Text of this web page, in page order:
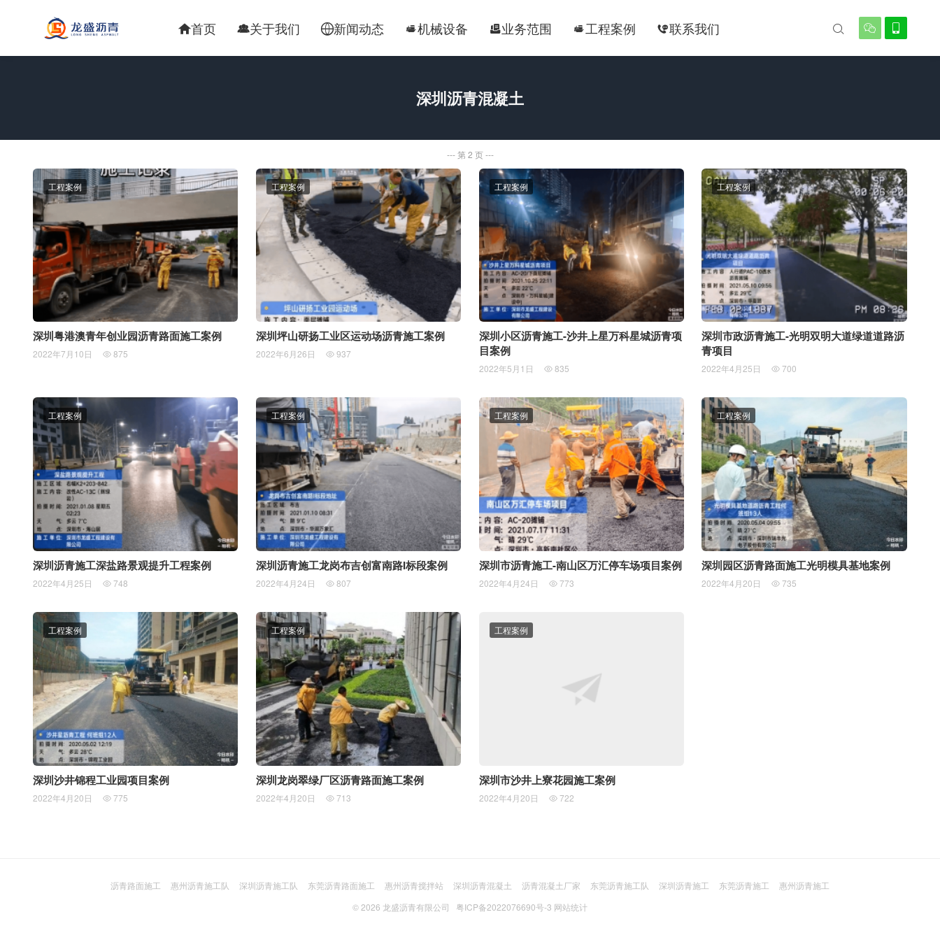
首页 关于我们 新闻动态 机械设备 业务范围 工程案例 联系我们  

深圳沥青混凝土
第 2 页
深圳粤港澳青年创业园沥青路面施工案例
工程案例
2022年7月10日  875
深圳坪山研扬工业区运动场沥青施工案例
工程案例
2022年6月26日  937
深圳小区沥青施工-沙井上星万科星城沥青项
目案例
工程案例
2022年5月1日  835
深圳市政沥青施工-光明双明大道绿道道路沥
青项目
工程案例
2022年4月25日  700
深圳沥青施工深盐路景观提升工程案例
工程案例
2022年4月25日  748
深圳沥青施工龙岗布吉创富南路I标段案例
工程案例
2022年4月24日  807
深圳市沥青施工-南山区万汇停车场项目案例
工程案例
2022年4月24日  773
深圳园区沥青路面施工光明模具基地案例
工程案例
2022年4月20日  735
深圳沙井锦程工业园项目案例
工程案例
2022年4月20日  775
深圳龙岗翠绿厂区沥青路面施工案例
工程案例
2022年4月20日  713
深圳市沙井上寮花园施工案例
工程案例
2022年4月20日  722
沥青路面施工 惠州沥青施工队 深圳沥青施工队 东莞沥青路面施工 惠州沥青搅拌站 深圳沥青混凝土 沥青混凝土厂家 东莞沥青施工队 深圳沥青施工 东莞沥青施工
惠州沥青施工
© 2026 龙盛沥青有限公司 粤ICP备2022076690号-3 网站统计